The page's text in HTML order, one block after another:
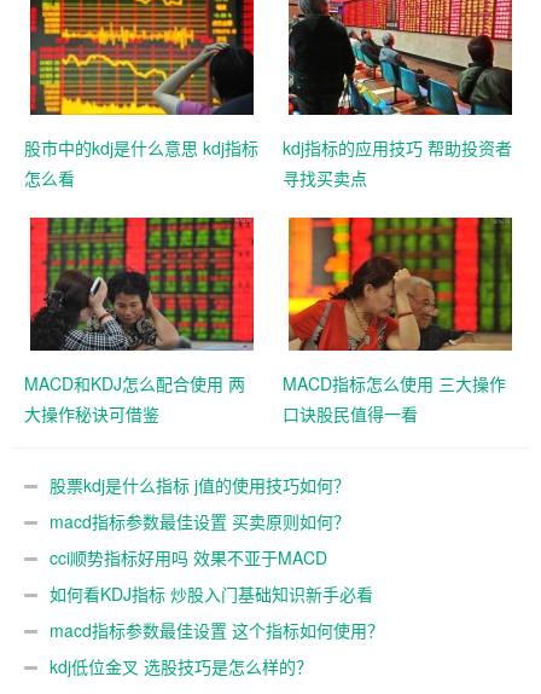
股市中的kdj是什么意思 kdj指标
怎么看
kdj指标的应用技巧 帮助投资者
寻找买卖点
MACD和KDJ怎么配合使用 两
大操作秘诀可借鉴
MACD指标怎么使用 三大操作
口诀股民值得一看
股票kdj是什么指标 j值的使用技巧如何？
macd指标参数最佳设置 买卖原则如何？
cci顺势指标好用吗 效果不亚于MACD
如何看KDJ指标 炒股入门基础知识新手必看
macd指标参数最佳设置 这个指标如何使用？
kdj低位金叉 选股技巧是怎么样的？